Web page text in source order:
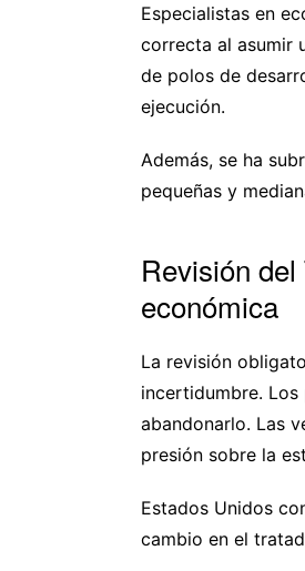
Especialistas en
correcta al asumir
de polos de
ejecución.
Además, se ha
pequeñas y
Revisión
económica
La revisión
incertidumbre.
abandonarlo. Las
presión sobre la
Estados Unidos
cambio en el